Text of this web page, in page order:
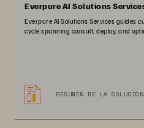
Everpure AI Solutions
Everpure AI Solutions Services guides
cycle spanning consult, deploy, and
RESUMEN DE LA SOLUCIÓN